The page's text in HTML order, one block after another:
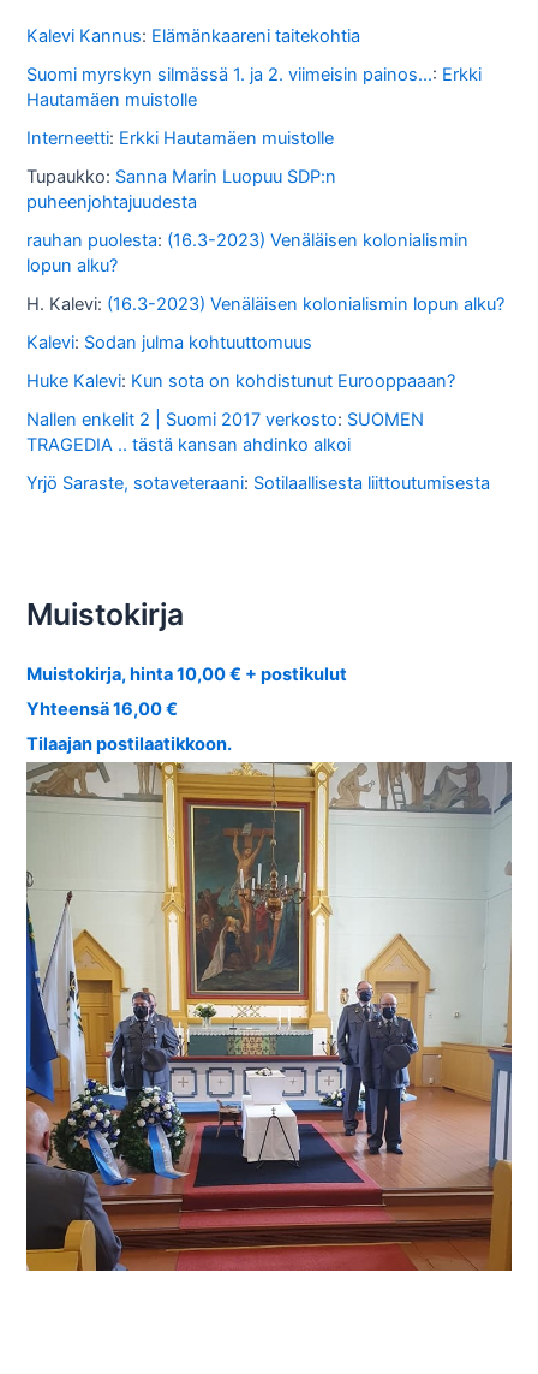
o
s
s
a
Kalevi Kannus: Elämänkaareni taitekohtia
Suomi myrskyn silmässä 1. ja 2. viimeisin painos...: Erkki
Hautamäen muistolle
Interneetti: Erkki Hautamäen muistolle
Tupaukko: Sanna Marin Luopuu SDP:n
puheenjohtajuudesta
rauhan puolesta: (16.3-2023) Venäläisen kolonialismin
lopun alku?
H. Kalevi: (16.3-2023) Venäläisen kolonialismin lopun alku?
Kalevi: Sodan julma kohtuuttomuus
Huke Kalevi: Kun sota on kohdistunut Eurooppaaan?
Nallen enkelit 2 | Suomi 2017 verkosto: SUOMEN
TRAGEDIA .. tästä kansan ahdinko alkoi
Yrjö Saraste, sotaveteraani: Sotilaallisesta liittoutumisesta
Muistokirja
Muistokirja, hinta 10,00 € + postikulut
Yhteensä 16,00 €
Tilaajan postilaatikkoon.